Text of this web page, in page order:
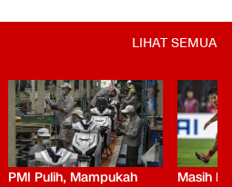
LIHAT SEMUA
PMI Pulih, Mampukah
Masih